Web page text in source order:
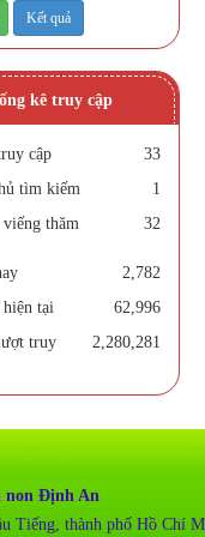
kê truy cập
cập
33
tìm kiếm
1
thăm
32
2,782
tại
62,996
truy
2,280,281
non Định An
Tiếng, thành phố Hồ Chí